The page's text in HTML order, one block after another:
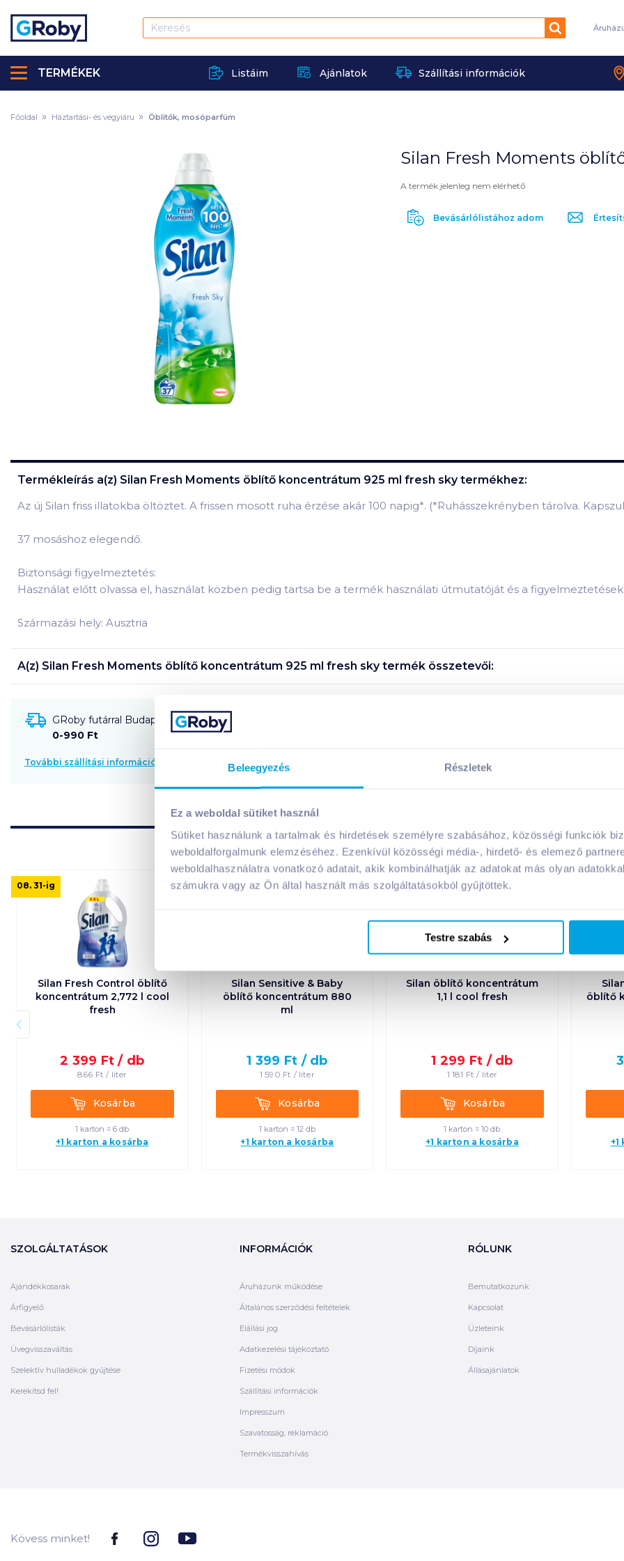
Beleegyezés Részletek
Ez a weboldal sütiket használ
Sütiket használunk a tartalmak és hirdetések személyre szabásához, közösségi funkciók
weboldalforgalmunk elemzéséhez. Ezenkívül közösségi média-, hirdető- és elemező
weboldalhasználatra vonatkozó adatait, akik kombinálhatják az adatokat más olyan
számukra vagy az Ön által használt más szolgáltatásokból gyűjtöttek.
Testre szabás
Keresés
Listáim Ajánlatok Szállítási információk
TERMÉKEK
Főoldal Háztartási- és vegyiáru Öblítők, mosóparfüm
Silan Fresh Moments
A termék jelenleg nem elérhető
Bevásárlólistához adom
Termékleírás a(z) Silan Fresh Moments öblítő koncentrátum 925 ml fresh skytermékhez:
Az új Silan friss illatokba öltöztet. A frissen mosott ruha érzése akár 100 napig*. (*Ruhásszekrényben tárolva.
37 mosáshoz elegendő.
Biztonsági figyelmeztetés:
Használat előtt olvassa el, használat közben pedig tartsa be a termék használati útmutatóját és a
Származási hely: Ausztria
A(z) Silan Fresh Moments öblítő koncentrátum 925 ml fresh skytermék összetevői:
GRoby futárral Budapestre és környékére szállítható
0-990 Ft
További szállítási információk
Silan Fresh Control öblítő
koncentrátum 2,772 l cool
fresh
2 399 Ft / db
866 Ft / liter
KosárbaKosárba
1 karton = 6 db
+1 karton a kosárba
08. 31-ig
Silan Sensitive & Baby
öblítő koncentrátum 880
ml
1 399 Ft / db
1 590 Ft / liter
KosárbaKosárba
1 karton = 12 db
+1 karton a kosárba
Silan öblítő koncentrátum
1,1 l cool fresh
1 299 Ft / db
1 181 Ft / liter
KosárbaKosárba
1 karton = 10 db
+1 karton a kosárba
08. 31-ig
öblítő
SZOLGÁLTATÁSOK
Ajándékkosarak
Árfigyelő
Bevásárlólisták
Üvegvisszaváltás
Szelektív hulladékok gyűjtése
Kerekítsd fel!
INFORMÁCIÓK
Áruházunk működése
Általános szerződési feltételek
Elállási jog
Adatkezelési tájékoztató
Fizetési módok
Szállítási információk
Impresszum
Szavatosság, reklamáció
Termékvisszahívás
RÓLUNK
Bemutatkozunk
Kapcsolat
Üzleteink
Díjaink
Állásajánlatok
Kövess minket!